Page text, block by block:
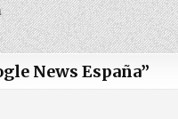
News España”